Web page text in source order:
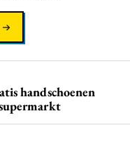
handschoenen